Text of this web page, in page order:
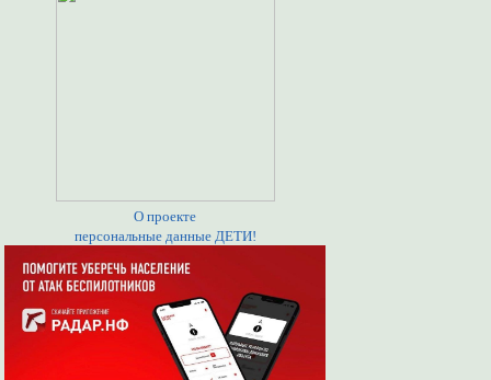
О проекте
персональные данные ДЕТИ!